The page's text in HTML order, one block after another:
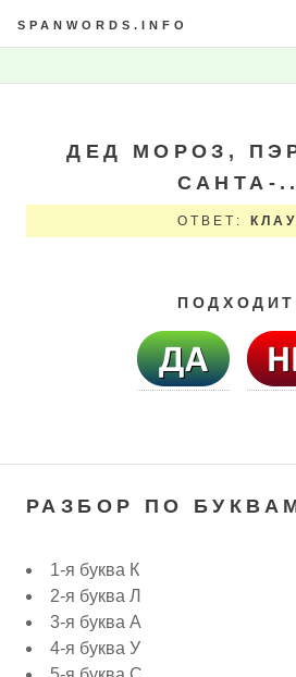
SPANWORDS.INFO
ДЕД МОРОЗ,
САНТА-
ОТВЕТ:
РАЗБОР ПО
1-я буква К
2-я буква Л
3-я буква А
4-я буква У